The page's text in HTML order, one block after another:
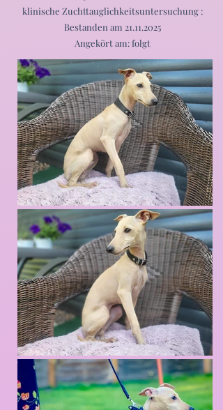
klinische Zuchttauglichkeitsuntersuchung :
Bestanden am 21.11.2025
Angekört am: folgt